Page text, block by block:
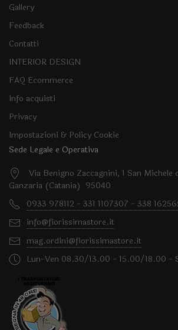
Gallery
Feedback
Contatti
INTERIOR DESIGN
FAQ Ecommerce
Info acquisti
Privacy
Impostazioni & Policy Cookie
Sede Legale e Operativa
Via Benigno Zaccagnini, 1 San Michele
Ganzaria (Catania) 95040
0933 978112 - 331 1107307 - 338
info@fiorissimastore.it
mag.ordini@fiorissimastore.it
Lun-Ven 08.30/13.00 - 15.00/18.00 -